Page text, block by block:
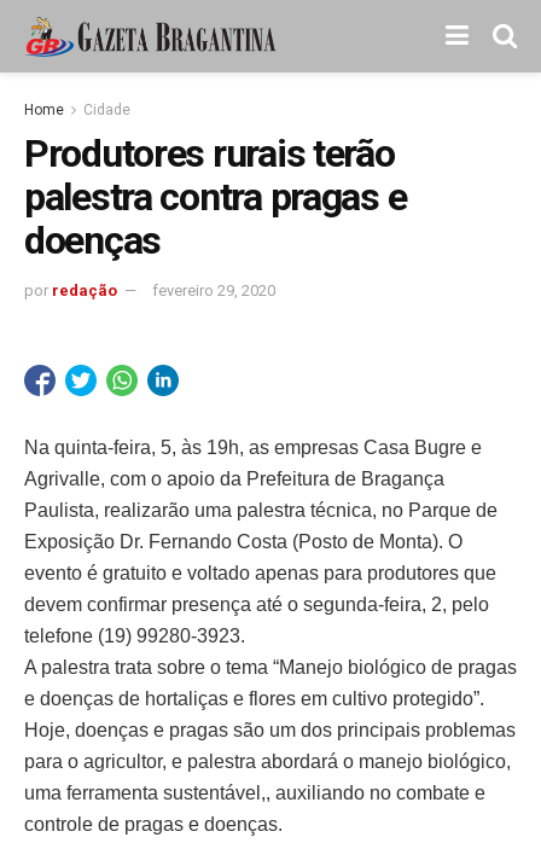
Home Cidade
Produtores rurais terão
palestra contra pragas e
doenças
por redação fevereiro 29, 2020
Na quinta-feira, 5, às 19h, as empresas Casa Bugre e
Agrivalle, com o apoio da Prefeitura de Bragança
Paulista, realizarão uma palestra técnica, no Parque de
Exposição Dr. Fernando Costa (Posto de Monta). O
evento é gratuito e voltado apenas para produtores que
devem confirmar presença até o segunda-feira, 2, pelo
telefone (19) 99280-3923.
A palestra trata sobre o tema “Manejo biológico de pragas
e doenças de hortaliças e flores em cultivo protegido”.
Hoje, doenças e pragas são um dos principais problemas
para o agricultor, e palestra abordará o manejo biológico,
uma ferramenta sustentável,, auxiliando no combate e
controle de pragas e doenças.